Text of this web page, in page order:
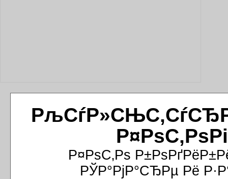
Р¤РѕС‚Рѕ
РЎР°РјР°СЂРµ Рё